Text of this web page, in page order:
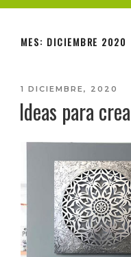
MES: DICIEMBRE 2020
PUBLICADO
1 DICIEMBRE, 2020
Ideas para